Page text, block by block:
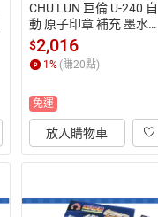
CHU LUN 巨倫 U-240 自
動 原子印章 補充 墨水管
12小盒入 /組【APP滿額
下單10%點數(單一帳號
最高1500點)】8/31止
$2,016
1% (賺20點)
免運
放入購物車